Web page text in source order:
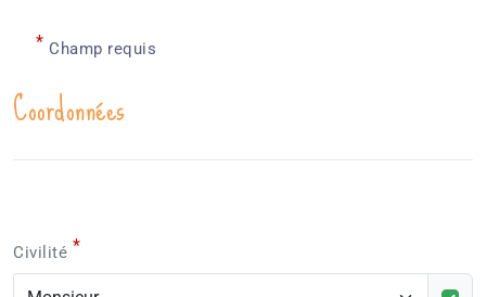
* Champ requis
Coordonnées
Civilité *